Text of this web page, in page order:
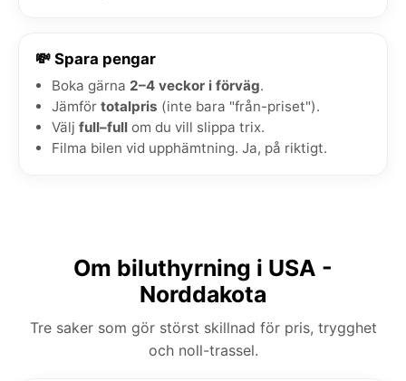
💸 Spara pengar
Boka gärna 2–4 veckor i förväg.
Jämför totalpris (inte bara "från-priset").
Välj full–full om du vill slippa trix.
Filma bilen vid upphämtning. Ja, på riktigt.
Om biluthyrning i USA -
Norddakota
Tre saker som gör störst skillnad för pris, trygghet
och noll-trassel.